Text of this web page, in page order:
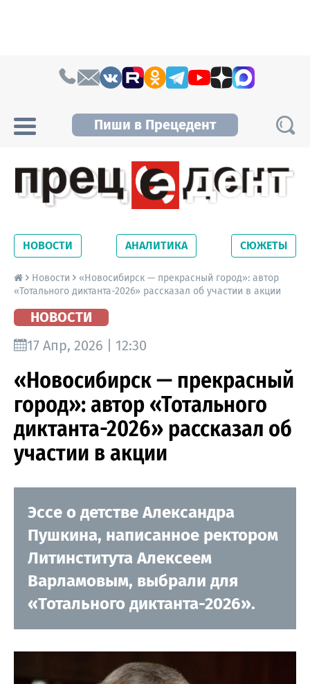
Пиши в Прецедент
Новосибирской области. Читайте свежие
новости на сайте сетевого издания
Precedent.
НОВОСТИ АНАЛИТИКА СЮЖЕТЫ
Новости
«Новосибирск — прекрасный город»: автор
«Тотального диктанта-2026» рассказал об участии в акции
НОВОСТИ
17 Апр, 2026 | 12:30
«Новосибирск — прекрасный
город»: автор «Тотального
диктанта-2026» рассказал об
участии в акции
Эссе о детстве Александра
Пушкина, написанное ректором
Литинститута Алексеем
Варламовым, выбрали для
«Тотального диктанта-2026».